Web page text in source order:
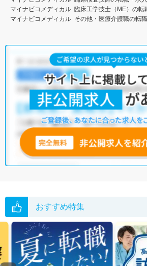
マイナビコメディカル 臨床工学技士（ME）の転
マイナビコメディカル その他・医療介護職の転
おすすめ特集